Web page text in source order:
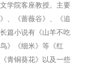
学院客座教授。主要
、《蔷薇谷》、《追
篇小说有《山羊不吃
》《细米》等《红
青铜葵花》以及一些